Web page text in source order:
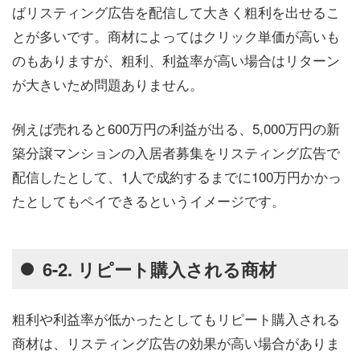
ばリスティング広告を配信して大きく粗利を出せるこ
とが多いです。商材によってはクリック単価が高いも
のもありますが、粗利、利益率が高い場合はリターン
が大きいため問題ありません。
例えば売れると600万円の利益が出る、5,000万円の新
築分譲マンションの入居者募集をリスティング広告で
配信したとして、1人で成約するまでに100万円かかっ
たとしてもペイできるというイメージです。
6-2. リピート購入される商材
粗利や利益率が低かったとしてもリピート購入される
商材は、リスティング広告の効果が高い場合がありま